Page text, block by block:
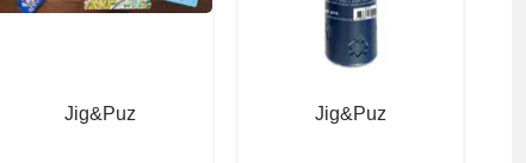
Jig&Puz Jig&Puz